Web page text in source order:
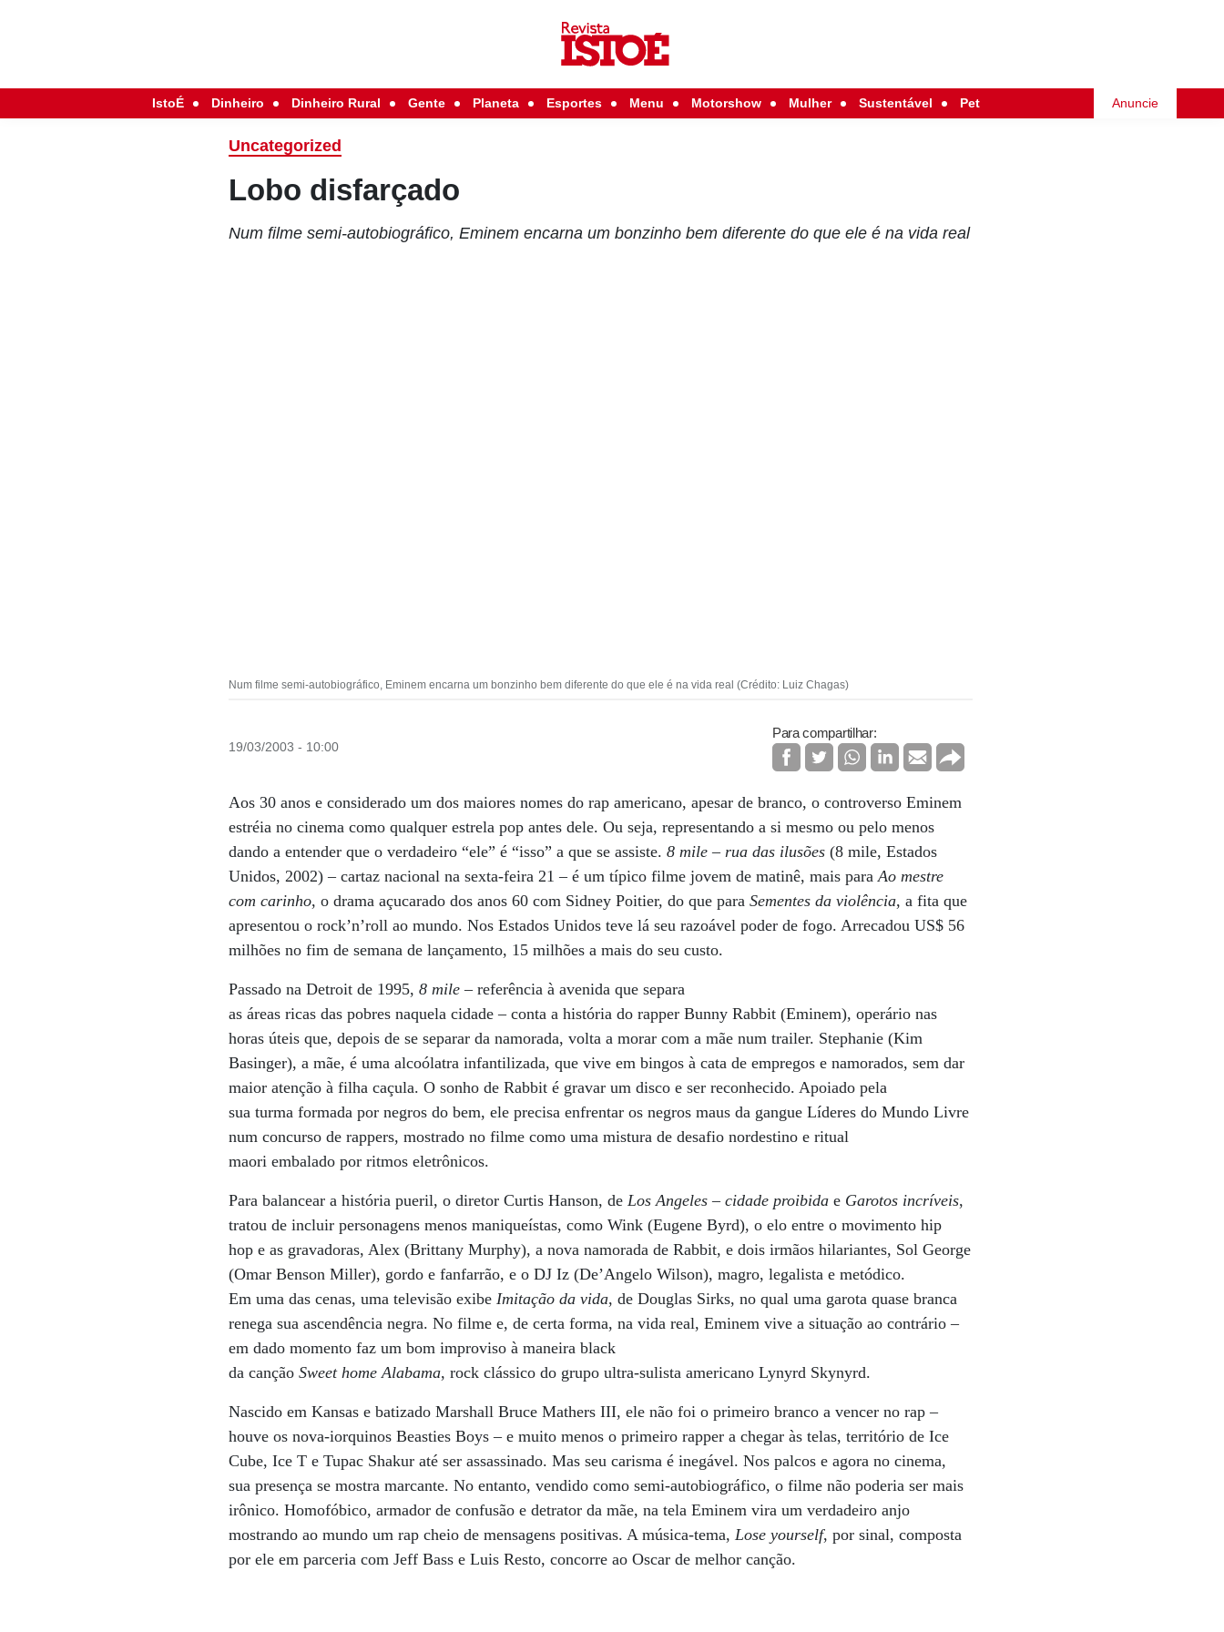
IstoÉ Dinheiro Dinheiro Rural Gente Planeta Esportes Menu Motorshow Mulher Sustentável Pet Anuncie
Uncategorized
Lobo disfarçado
Num filme semi-autobiográfico, Eminem encarna um bonzinho bem diferente do que ele é na vida real
Num filme semi-autobiográfico, Eminem encarna um bonzinho bem diferente do que ele é na vida real (Crédito: Luiz Chagas)
19/03/2003 - 10:00
Para compartilhar:
Aos 30 anos e considerado um dos maiores nomes do rap americano, apesar de branco, o controverso Eminem
estréia no cinema como qualquer estrela pop antes dele. Ou seja, representando a si mesmo ou pelo menos
dando a entender que o verdadeiro “ele” é “isso” a que se assiste.8 mile – rua das ilusões (8 mile, Estados
Unidos, 2002) – cartaz nacional na sexta-feira 21 – é um típico filme jovem de matinê, mais paraAo mestre
com carinho, o drama açucarado dos anos 60 com Sidney Poitier, do que paraSementes da violência, a fita que
apresentou o rock’n’roll ao mundo. Nos Estados Unidos teve lá seu razoável poder de fogo. Arrecadou US$ 56
milhões no fim de semana de lançamento, 15 milhões a mais do seu custo.
Passado na Detroit de 1995,8 mile – referência à avenida que separa
as áreas ricas das pobres naquela cidade – conta a história do rapper Bunny Rabbit (Eminem), operário nas
horas úteis que, depois de se separar da namorada, volta a morar com a mãe num trailer. Stephanie (Kim
Basinger), a mãe, é uma alcoólatra infantilizada, que vive em bingos à cata de empregos e namorados, sem dar
maior atenção à filha caçula. O sonho de Rabbit é gravar um disco e ser reconhecido. Apoiado pela
sua turma formada por negros do bem, ele precisa enfrentar os negros maus da gangue Líderes do Mundo Livre
num concurso de rappers, mostrado no filme como uma mistura de desafio nordestino e ritual
maori embalado por ritmos eletrônicos.
Para balancear a história pueril, o diretor Curtis Hanson, deLos Angeles – cidade proibida e Garotos incríveis,
tratou de incluir personagens menos maniqueístas, como Wink (Eugene Byrd), o elo entre o movimento hip
hop e as gravadoras, Alex (Brittany Murphy), a nova namorada de Rabbit, e dois irmãos hilariantes, Sol George
(Omar Benson Miller), gordo e fanfarrão, e o DJ Iz (De’Angelo Wilson), magro, legalista e metódico.
Em uma das cenas, uma televisão exibeImitação da vida, de Douglas Sirks, no qual uma garota quase branca
renega sua ascendência negra. No filme e, de certa forma, na vida real, Eminem vive a situação ao contrário –
em dado momento faz um bom improviso à maneira black
da cançãoSweet home Alabama, rock clássico do grupo ultra-sulista americano Lynyrd Skynyrd.
Nascido em Kansas e batizado Marshall Bruce Mathers III, ele não foi o primeiro branco a vencer no rap –
houve os nova-iorquinos Beasties Boys – e muito menos o primeiro rapper a chegar às telas, território de Ice
Cube, Ice T e Tupac Shakur até ser assassinado. Mas seu carisma é inegável. Nos palcos e agora no cinema,
sua presença se mostra marcante. No entanto, vendido como semi-autobiográfico, o filme não poderia ser mais
irônico. Homofóbico, armador de confusão e detrator da mãe, na tela Eminem vira um verdadeiro anjo
mostrando ao mundo um rap cheio de mensagens positivas. A música-tema,Lose yourself, por sinal, composta
por ele em parceria com Jeff Bass e Luis Resto, concorre ao Oscar de melhor canção.